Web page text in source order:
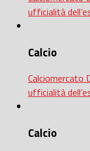
ufficialità
Calcio
ufficialità
Calcio